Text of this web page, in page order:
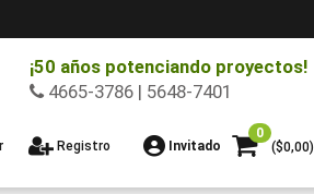
Invitado
Registro
0
($0,00)
¡50 años potenciando proyectos!
4665-3786 | 5648-7401